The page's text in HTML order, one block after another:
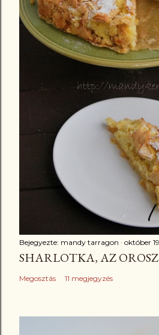
Bejegyezte: mandy tarragon október
SHARLOTKA, AZ
Megosztás 11 megjegyzés